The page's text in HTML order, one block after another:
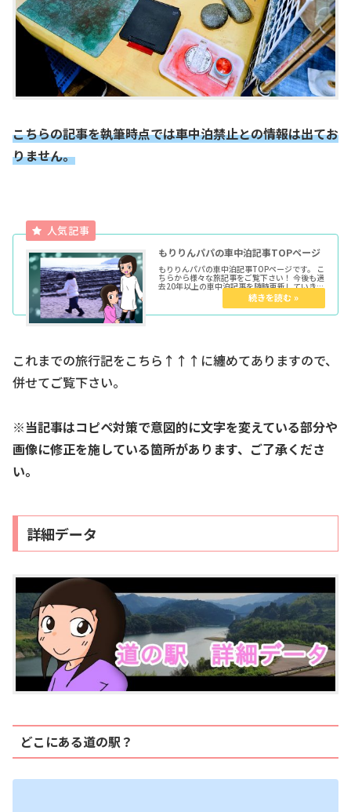
こちらの記事を執筆時点では車中泊禁止との情報は出てお
りません。
もりりんパパの車中泊記事TOPページ
もりりんパパの車中泊記事TOPページです。 こ
ちらから様々な旅記事をご覧下さい！ 今後も過
去20年以上の車中泊記事を随時更新していきま
す。 ★各種トップページはこちらからどうぞ育
児マンガTOP車中泊TOPきょうだい児TOPウー
これまでの旅行記をこちら↑↑↑に纏めてありますので、
併せてご覧下さい。
※当記事はコピペ対策で意図的に文字を変えている部分や
画像に修正を施している箇所があります、ご了承くださ
い。
詳細データ
どこにある道の駅？